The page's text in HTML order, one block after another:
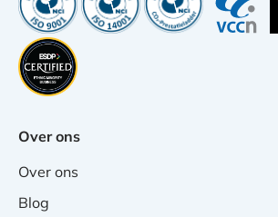
Over ons
Over ons
Blog